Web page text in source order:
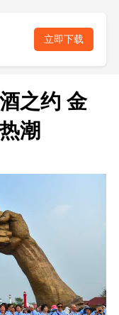
立即下载
之约 金
潮